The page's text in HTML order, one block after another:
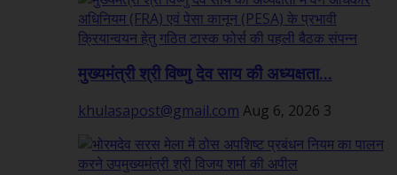
मुख्यमंत्री श्री विष्णु देव साय की अध्यक्षता...
khulasapost@gmail.com Aug 6, 2026 3